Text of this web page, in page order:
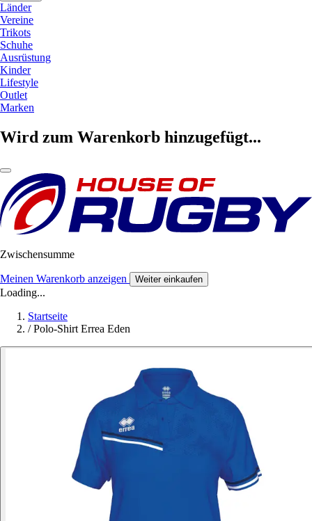
Länder
Vereine
Trikots
Schuhe
Ausrüstung
Kinder
Lifestyle
Outlet
Marken
Wird zum Warenkorb hinzugefügt...
Zwischensumme
Meinen Warenkorb anzeigen Weiter einkaufen
Loading...
Startseite
/ Polo-Shirt Errea Eden